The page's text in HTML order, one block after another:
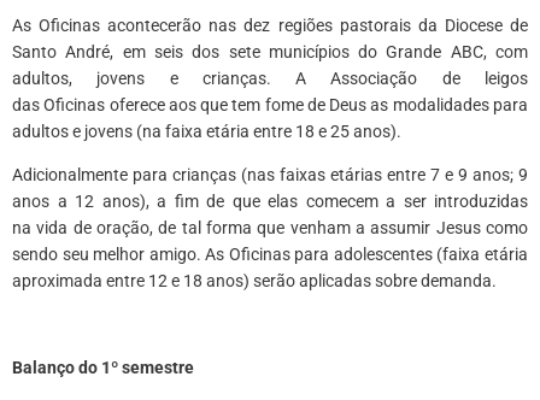
As Oficinas acontecerão nas dez regiões pastorais da Diocese de
Santo André, em seis dos sete municípios do Grande ABC, com
adultos, jovens e crianças. A Associação de leigos
das Oficinas oferece aos que tem fome de Deus as modalidades para
adultos e jovens (na faixa etária entre 18 e 25 anos).
Adicionalmente para crianças (nas faixas etárias entre 7 e 9 anos; 9
anos a 12 anos), a fim de que elas comecem a ser introduzidas
na vida de oração, de tal forma que venham a assumir Jesus como
sendo seu melhor amigo. As Oficinas para adolescentes (faixa etária
aproximada entre 12 e 18 anos) serão aplicadas sobre demanda.
Balanço do 1º semestre